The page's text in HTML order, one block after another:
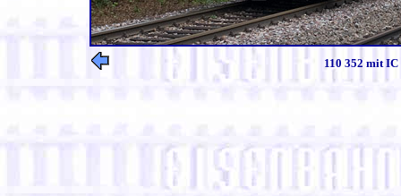
110 352 mit IC